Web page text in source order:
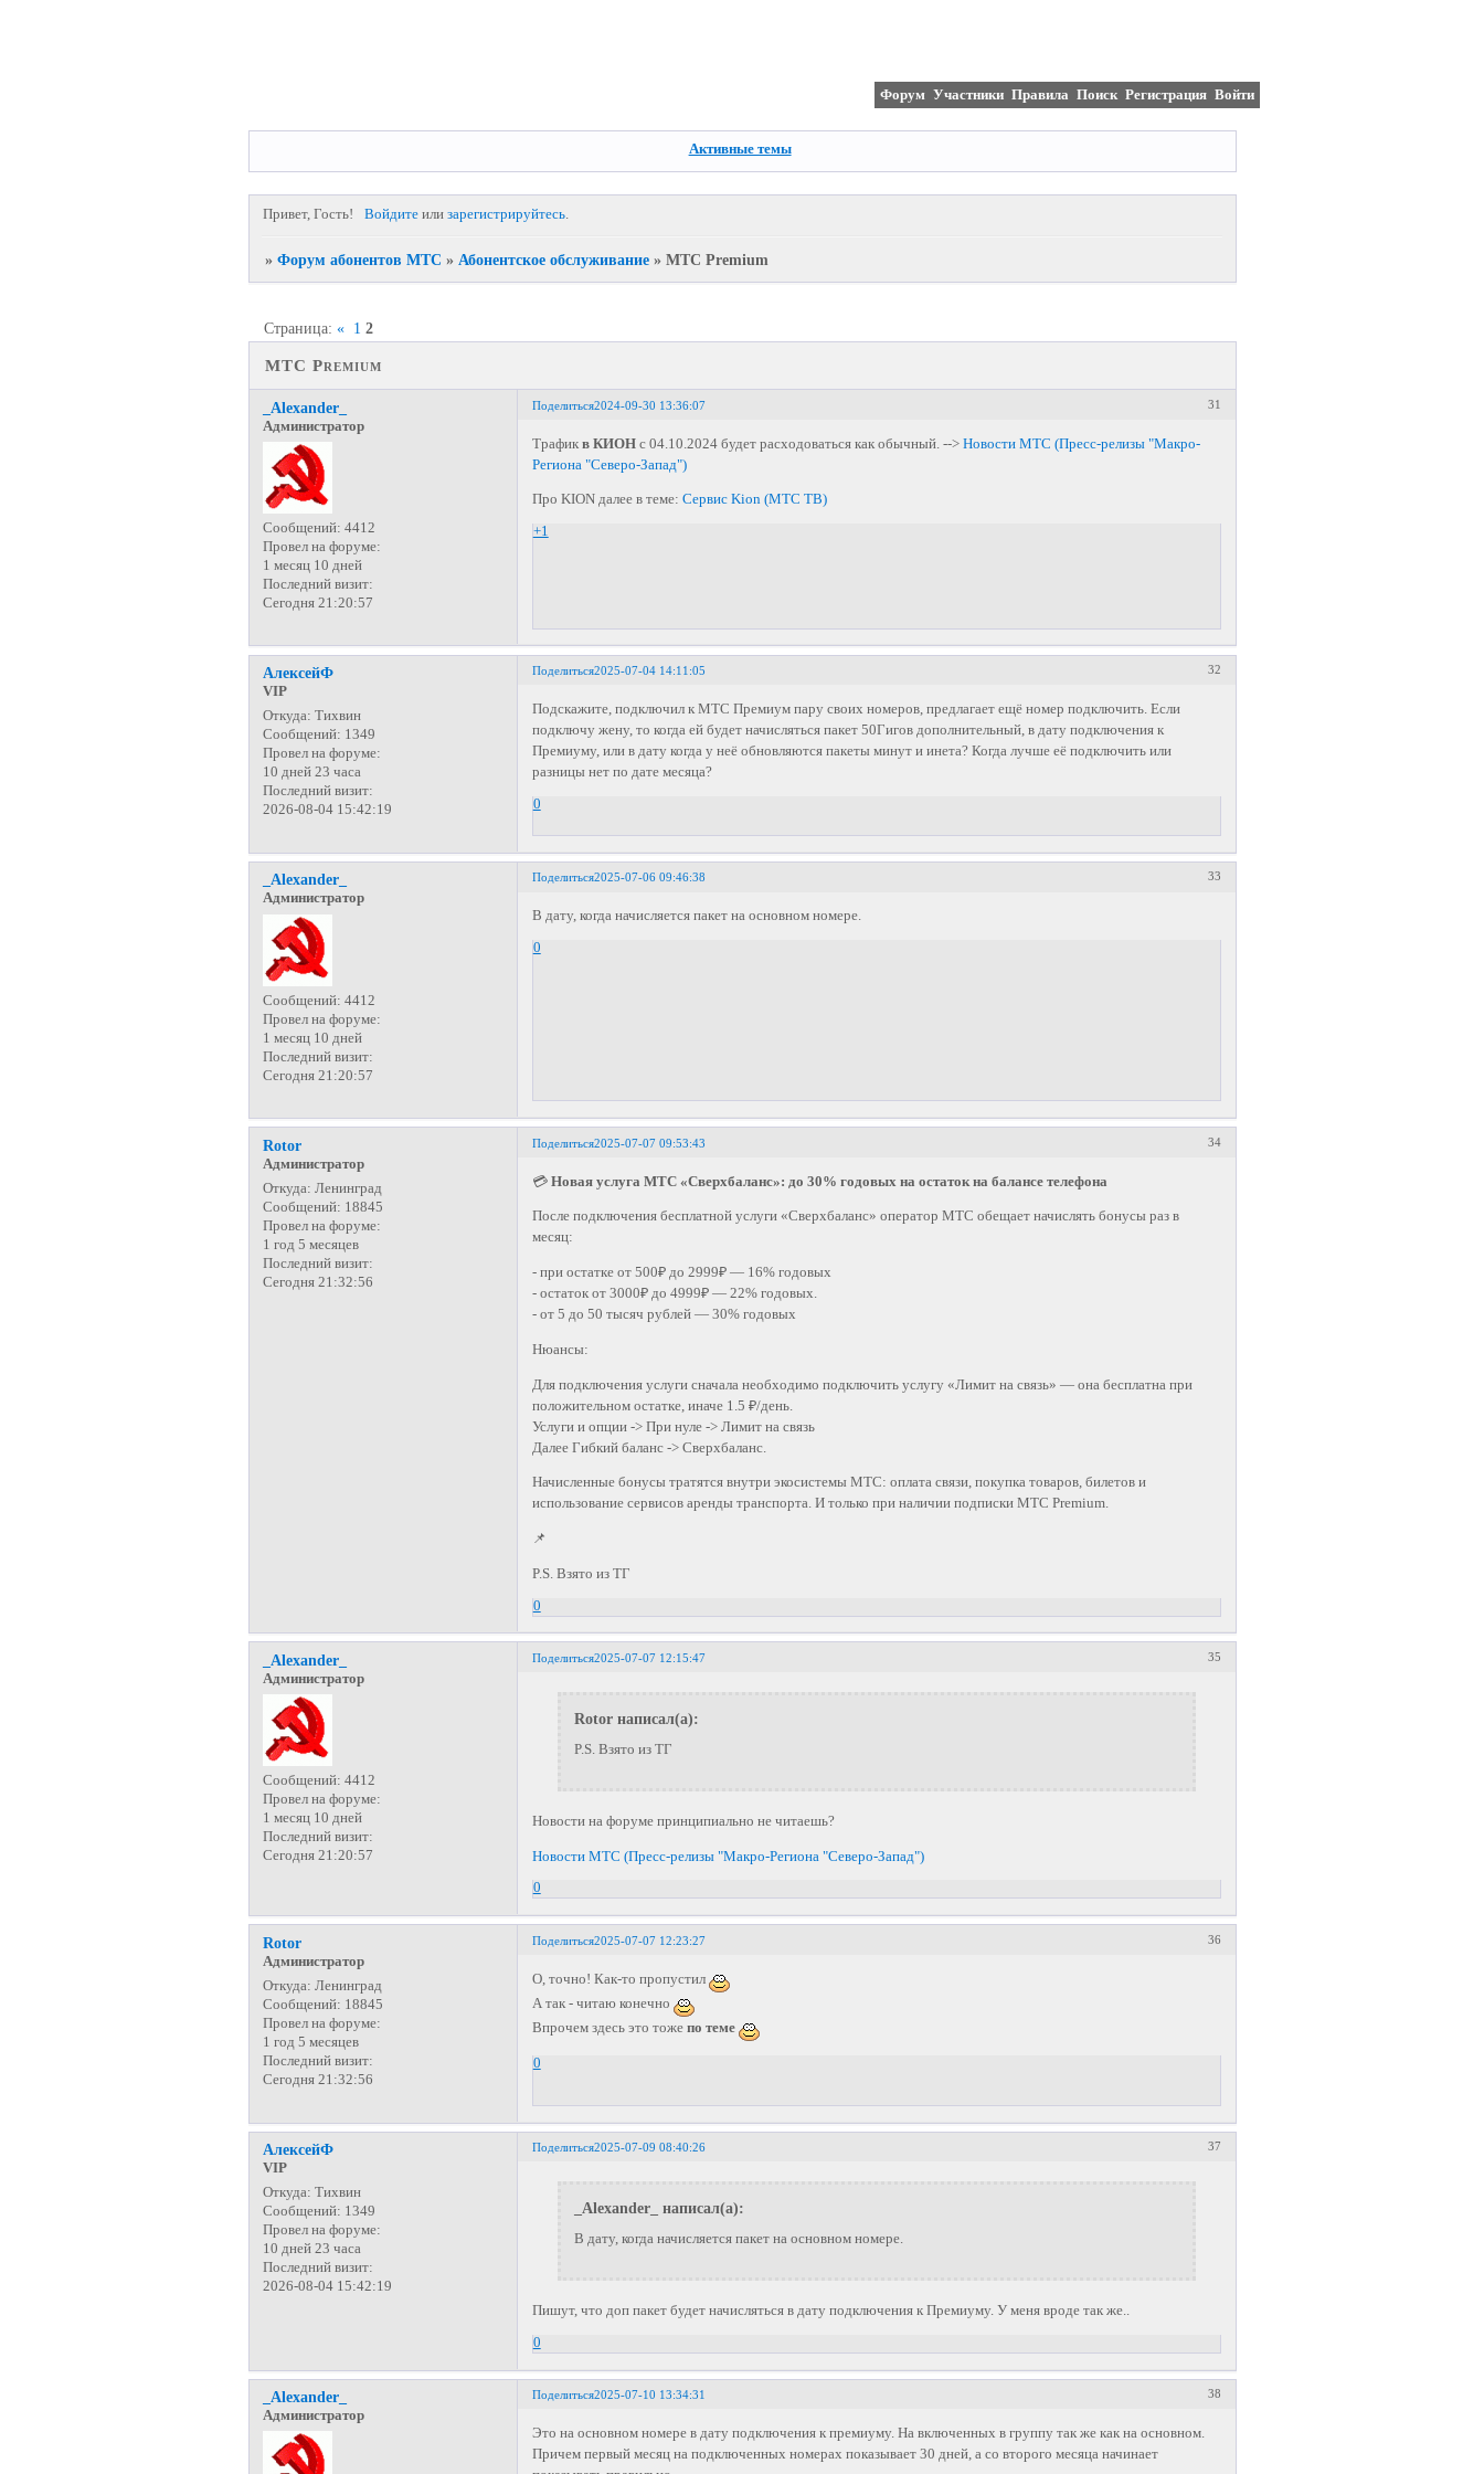
Форум Участники Правила Поиск Регистрация Войти
Активные темы
Привет, Гость! Войдитеили зарегистрируйтесь.
» Форум абонентов МТС » Абонентское обслуживание » МТС Premium
МТС Premium
Страница: « 1 2
Поделиться 31
2024-09-30 13:36:07
_Alexander_
Администратор
Сообщений: 4412
Провел на форуме:
1 месяц 10 дней
Последний визит:
Сегодня 21:20:57
Трафик в КИОНс 04.10.2024 будет расходоваться как обычный. --> Новости МТС (Пресс-релизы "Макро-
Региона "Северо-Запад")
Про KION далее в теме: Сервис Kion (МТС ТВ)
+1
Поделиться 32
2025-07-04 14:11:05
АлексейФ
VIP
Откуда: Тихвин
Сообщений: 1349
Провел на форуме:
10 дней 23 часа
Последний визит:
2026-08-04 15:42:19
Подскажите, подключил к МТС Премиум пару своих номеров, предлагает ещё номер подключить. Если
подключу жену, то когда ей будет начисляться пакет 50Гигов дополнительный, в дату подключения к
Премиуму, или в дату когда у неё обновляются пакеты минут и инета? Когда лучше её подключить или
разницы нет по дате месяца?
0
Поделиться 33
2025-07-06 09:46:38
_Alexander_
Администратор
Сообщений: 4412
Провел на форуме:
1 месяц 10 дней
Последний визит:
Сегодня 21:20:57
В дату, когда начисляется пакет на основном номере.
0
Поделиться 34
2025-07-07 09:53:43
Rotor
Администратор
Откуда: Ленинград
Сообщений: 18845
Провел на форуме:
1 год 5 месяцев
Последний визит:
Сегодня 21:32:56
💳 Новая услуга МТС «Сверхбаланс»: до 30% годовых на остаток на балансе телефона
После подключения бесплатной услуги «Сверхбаланс» оператор МТС обещает начислять бонусы раз в
месяц:
- при остатке от 500₽ до 2999₽ — 16% годовых
- остаток от 3000₽ до 4999₽ — 22% годовых.
- от 5 до 50 тысяч рублей — 30% годовых
Нюансы:
Для подключения услуги сначала необходимо подключить услугу «Лимит на связь» — она бесплатна при
положительном остатке, иначе 1.5 ₽/день.
Услуги и опции -> При нуле -> Лимит на связь
Далее Гибкий баланс -> Сверхбаланс.
Начисленные бонусы тратятся внутри экосистемы МТС: оплата связи, покупка товаров, билетов и
использование сервисов аренды транспорта. И только при наличии подписки МТС Premium.
📌
P.S. Взято из ТГ
0
Поделиться 35
2025-07-07 12:15:47
_Alexander_
Администратор
Сообщений: 4412
Провел на форуме:
1 месяц 10 дней
Последний визит:
Сегодня 21:20:57
Rotor написал(а):
P.S. Взято из ТГ
Новости на форуме принципиально не читаешь?
Новости МТС (Пресс-релизы "Макро-Региона "Северо-Запад")
0
Поделиться 36
2025-07-07 12:23:27
Rotor
Администратор
Откуда: Ленинград
Сообщений: 18845
Провел на форуме:
1 год 5 месяцев
Последний визит:
Сегодня 21:32:56
О, точно! Как-то пропустил
А так - читаю конечно
Впрочем здесь это тоже по теме
0
Поделиться 37
2025-07-09 08:40:26
АлексейФ
VIP
Откуда: Тихвин
Сообщений: 1349
Провел на форуме:
10 дней 23 часа
Последний визит:
2026-08-04 15:42:19
_Alexander_ написал(а):
В дату, когда начисляется пакет на основном номере.
Пишут, что доп пакет будет начисляться в дату подключения к Премиуму. У меня вроде так же..
0
Поделиться 38
2025-07-10 13:34:31
_Alexander_
Администратор
Это на основном номере в дату подключения к премиуму. На включенных в группу так же как на основном.
Причем первый месяц на подключенных номерах показывает 30 дней, а со второго месяца начинает